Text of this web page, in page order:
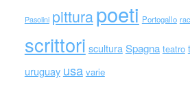
Pasolini pitturapoeti Portogallo
scrittori scultura Spagna teatro
uruguay usa varie